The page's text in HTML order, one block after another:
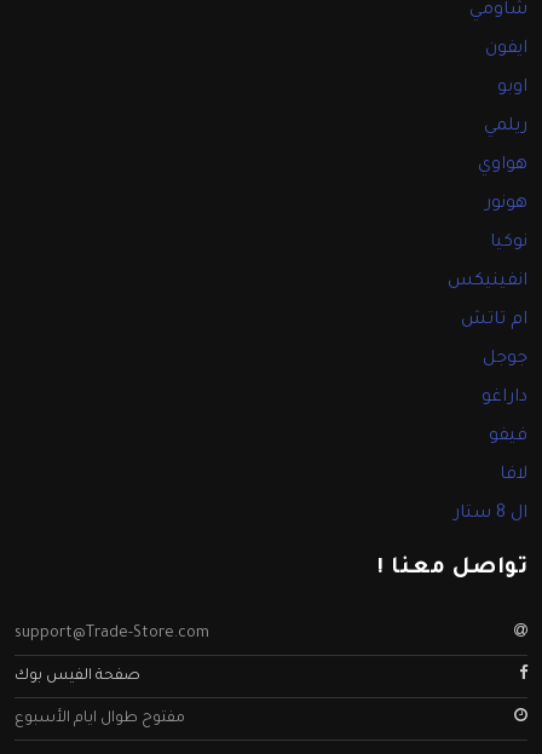
شاومي
ايفون
اوبو
ريلمي
هواوي
هونور
نوكيا
انفينيكس
ام تاتش
جوجل
داراغو
فيفو
لافا
ال 8 ستار
تواصل معنا !
support@Trade-Store.com
صفحة الفيس بوك
مفتوح طوال ايام الأسبوع